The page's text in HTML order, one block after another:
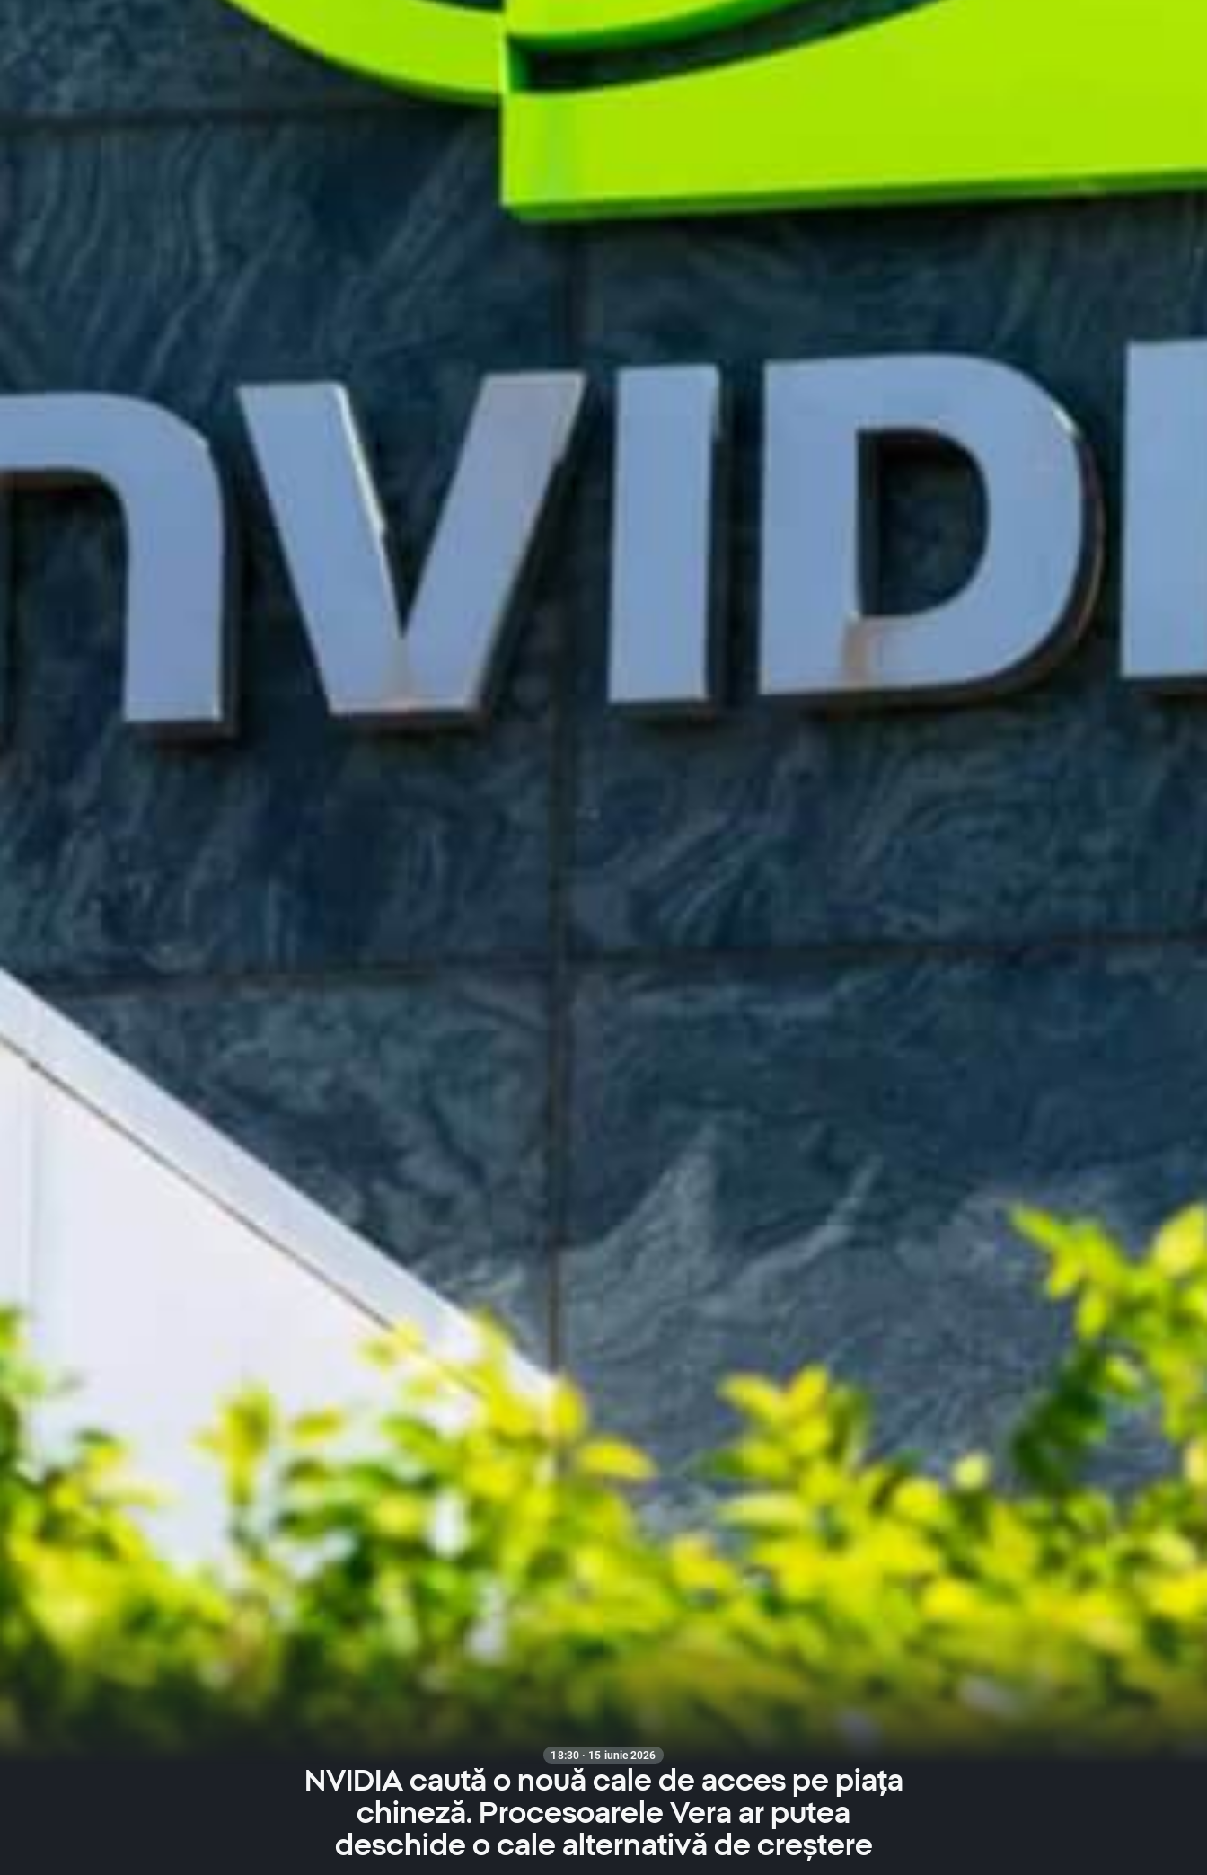
18:30 · 15 iunie 2026
NVIDIA caută o nouă cale de acces pe piața
chineză. Procesoarele Vera ar putea
deschide o cale alternativă de creștere